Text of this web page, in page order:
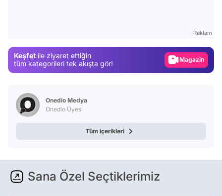
Reklam
Keşfet ile ziyaret ettiğin
tüm kategorileri tek akışta gör!
Magazin
Onedio Medya
Onedio Üyesi
Tüm içerikleri
Sana Özel Seçtiklerimiz